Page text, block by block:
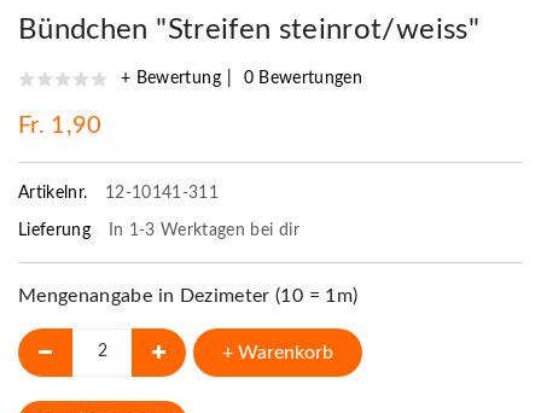
Bündchen "Streifen steinrot/weiss"
+ Bewertung 0 Bewertungen
Fr. 1,90
Artikelnr. 12-10141-311
Lieferung In 1-3 Werktagen bei dir
Mengenangabe in Dezimeter (10 = 1m)
+ Warenkorb